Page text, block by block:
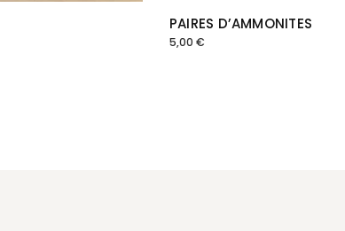
PAIRES D’AMMONITES
5,00 €